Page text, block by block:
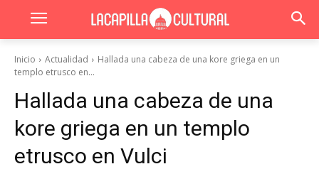
Inicio Actualidad
Hallada una cabeza de una kore griega en un
templo etrusco en...
Hallada una cabeza de una
kore griega en un templo
etrusco en Vulci